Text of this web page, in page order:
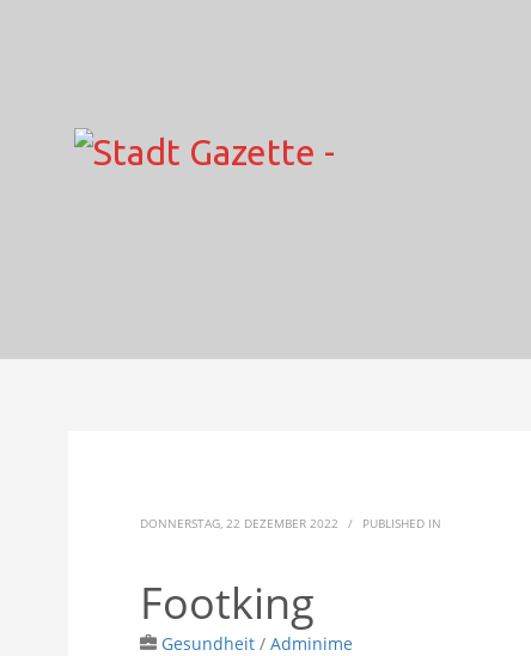
DONNERSTAG, 22 DEZEMBER 2022 / PUBLISHED IN
Footking
Gesundheit / Adminime